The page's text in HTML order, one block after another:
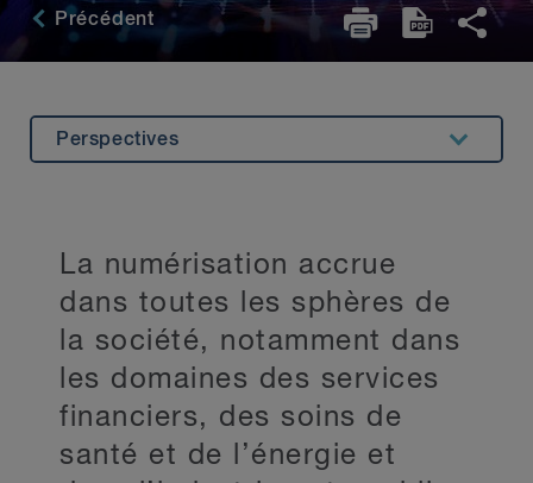
Précédent
Expertise connexe
Principaux contacts
Perspectives
Restez au courant
La numérisation accrue
dans toutes les sphères de
la société, notamment dans
les domaines des services
financiers, des soins de
santé et de l’énergie et